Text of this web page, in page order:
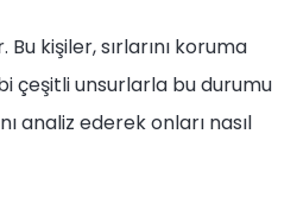
kişiler, sırlarını koruma
çeşitli unsurlarla bu durumu
analiz ederek onları nasıl